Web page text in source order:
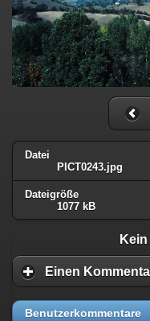
Datei
PICT0243.jpg
Dateigröße
1077 kB
Einen
Benutzerkommentare